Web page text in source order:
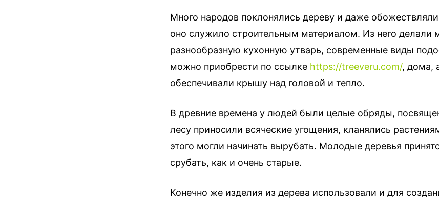
Много народов поклонялись дереву и даже обожествляли
оно служило строительным материалом. Из него делали
разнообразную кухонную утварь, современные виды
можно приобрести по ссылке https://treeveru.com/, дома,
обеспечивали крышу над головой и тепло.
В древние времена у людей были целые обряды,
лесу приносили всяческие угощения, кланялись
этого могли начинать вырубать. Молодые деревья
срубать, как и очень старые.
Конечно же изделия из дерева использовали и для